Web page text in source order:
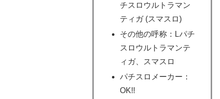
チスロウルトラマン
ティガ (スマスロ)
その他の呼称：Lパチ
スロウルトラマンテ
ィガ、スマスロ
パチスロメーカー：
OK!!